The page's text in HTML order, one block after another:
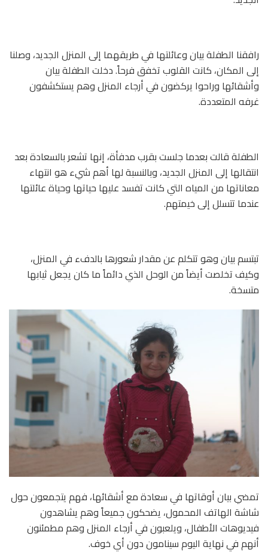
رافقنا الطفلة بيان وعائلتها في طريقهما إلى المنزل الجديد، وصلنا
إلى المكان، كانت القلوب تخفق فرحاً. دخلت الطفلة بيان
وأشقائها وراحوا يركضون في أرجاء المنزل وهم يستكشفون
غرفه المتعددة.
الطفلة قالت بعدما جلست بقرب مدفأة، إنها تشعر بالسعادة بعد
انتقالها إلى المنزل الجديد، وبالنسبة لها أهم شيء هو انتهاء
معاناتها من المياه التي كانت تفسد عليها حياتها وحياة عائلتها
عندما تتسلل إلى خيمتهم.
تبتسم بيان وهو تتكلم عن مقدار شعورها بالدفء في المنزل،
وكيف تخلصت أيضاً من الوحل الذي دائماً ما كان يجعل ثيابها
متسخة.
تمضي بيان أوقاتها في سعادة مع أشقائها، فهم يتجمعون حول
شاشة الهاتف المحمول، يضحكون جميعاً وهم يشاهدون
فيديوهات الأطفال، ويلعبون في أرجاء المنزل وهم مطمئنون
أنهم في نهاية اليوم سينامون دون أي خوف.